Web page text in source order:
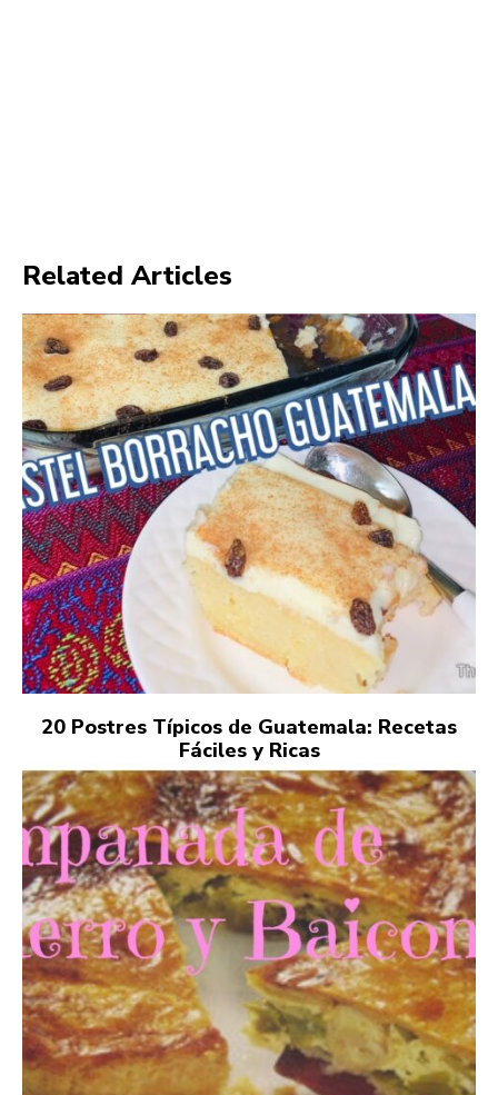
Related Articles
20 Postres Típicos de Guatemala: Recetas
Fáciles y Ricas